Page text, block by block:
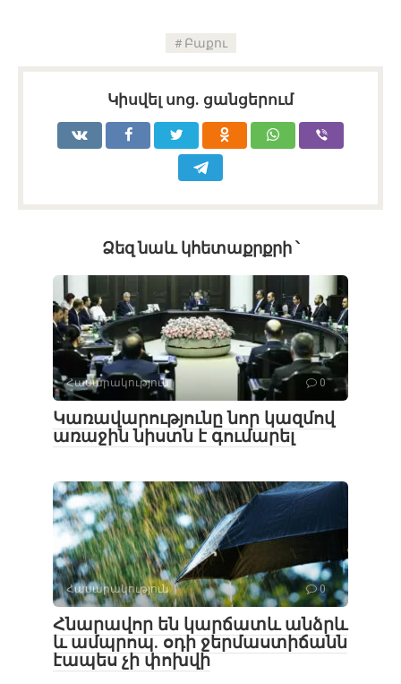
Բաքու
Կիսվել սոց․ ցանցերում
Ձեզ նաև կհետաքրքրի ՝
Հասարակություն 0
Կառավարությունը նոր կազմով
առաջին նիստն է գումարել
Հասարակություն 0
Հնարավոր են կարճատև անձրև
և ամպրոպ․ օդի ջերմաստիճանն
էապես չի փոխվի